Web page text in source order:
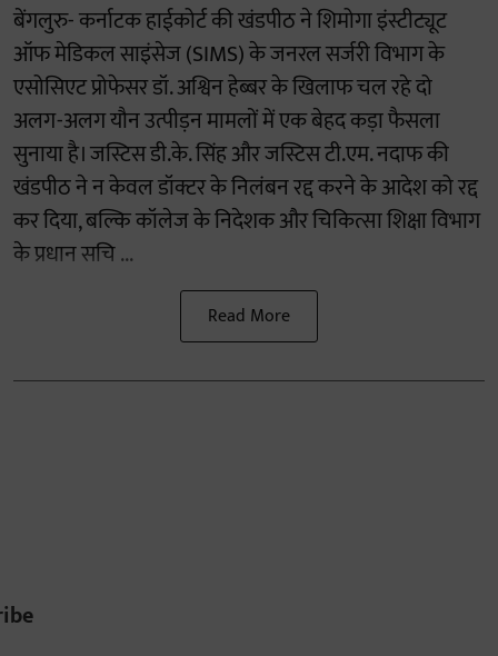
बेंगलुरु- कर्नाटक हाईकोर्ट की खंडपीठ ने शिमोगा इंस्टीट्यूट
ऑफ मेडिकल साइंसेज (SIMS) के जनरल सर्जरी विभाग के
एसोसिएट प्रोफेसर डॉ. अश्विन हेब्बर के खिलाफ चल रहे दो
अलग-अलग यौन उत्पीड़न मामलों में एक बेहद कड़ा फैसला
सुनाया है। जस्टिस डी.के. सिंह और जस्टिस टी.एम. नदाफ की
खंडपीठ ने न केवल डॉक्टर के निलंबन रद्द करने के आदेश को रद्द
कर दिया, बल्कि कॉलेज के निदेशक और चिकित्सा शिक्षा विभाग
के प्रधान सचि ...
Read More